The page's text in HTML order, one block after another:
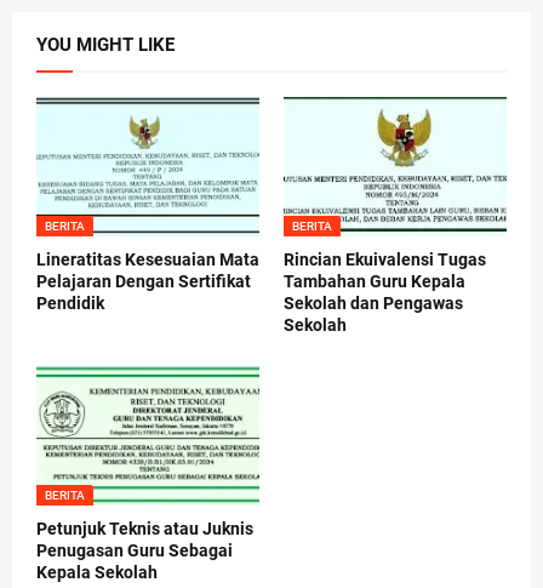
YOU MIGHT LIKE
BERITA
Lineratitas Kesesuaian Mata
Pelajaran Dengan Sertifikat
Pendidik
BERITA
Rincian Ekuivalensi Tugas
Tambahan Guru Kepala
Sekolah dan Pengawas
Sekolah
BERITA
Petunjuk Teknis atau Juknis
Penugasan Guru Sebagai
Kepala Sekolah